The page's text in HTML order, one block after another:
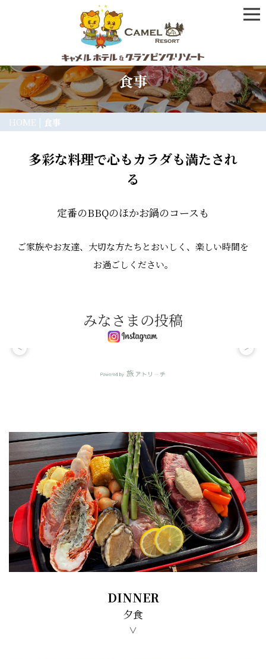
食事
HOME | 食事
多彩な料理で心もカラダも満たされ
る
定番のBBQのほかお鍋のコースも
ご家族やお友達、大切な方たちとおいしく、楽しい時間を
お過ごしください。
みなさまの投稿
< >
DINNER
夕食
∨